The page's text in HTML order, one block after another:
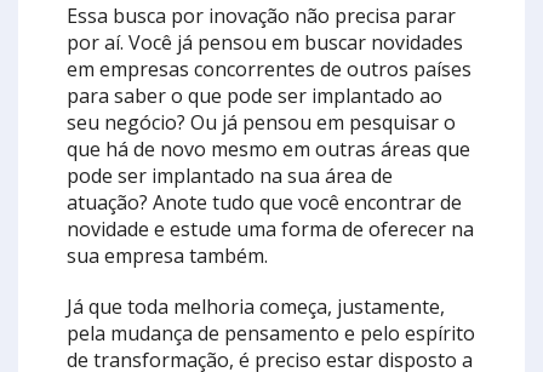
Essa busca por inovação não precisa parar
por aí. Você já pensou em buscar novidades
em empresas concorrentes de outros países
para saber o que pode ser implantado ao
seu negócio? Ou já pensou em pesquisar o
que há de novo mesmo em outras áreas que
pode ser implantado na sua área de
atuação? Anote tudo que você encontrar de
novidade e estude uma forma de oferecer na
sua empresa também.
Já que toda melhoria começa, justamente,
pela mudança de pensamento e pelo espírito
de transformação, é preciso estar disposto a